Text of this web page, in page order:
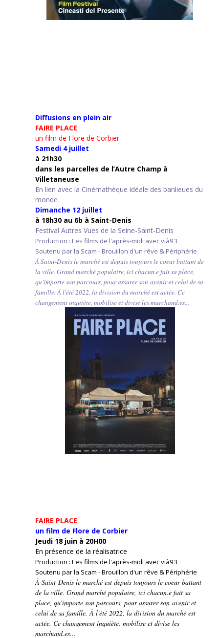
Diffusions en plein air
FAIRE PLACE
un film de Flore de Corbier
Samedi 4 juillet
à 21h30
dans les parcelles de l’Autre Champ à
Villetaneuse
En lien avec la Cinémathèque idéale des banlieues du
monde
Dimanche 12 juillet
à 18h30 au 6b à Saint-Denis
Festival Autres Vues de la Seine-Saint-Denis
Production : Les films de l'après-midi avec vià93
Soutenu par la Scam - Brouillon d'un rêve & Périphérie
À Saint-Denis le marché est depuis toujours le coeur battant de
la ville. Grand marché populaire, ici chacun.e fait sa place,
qu'importe son parcours, pour assurer son avenir et celui de sa
famille. À l'été 2022, la division du marché est actée. Ce
changement inquiète, mobilise et divise les marchand.es...
FAIRE PLACE
un film de Flore de Corbier
Jeudi 18 juin à 20H00
En présence de la réalisatrice
Production : Les films de l'après-midi avec vià93
Soutenu par la Scam - Brouillon d'un rêve & Périphérie
À Saint-Denis le marché est depuis toujours le coeur battant
de la ville. Grand marché populaire, ici chacun.e fait sa
place, qu'importe son parcours, pour assurer son avenir et
celui de sa famille. À l'été 2022, la division du marché est
actée. Ce changement inquiète, mobilise et divise les
marchand.es...